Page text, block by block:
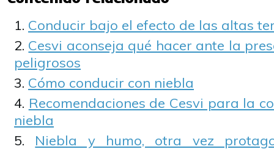
Conducir bajo el efecto de las altas
Cesvi aconseja qué hacer ante la
peligrosos
Cómo conducir con niebla
Recomendaciones de Cesvi para la
niebla
Niebla y humo, otra vez